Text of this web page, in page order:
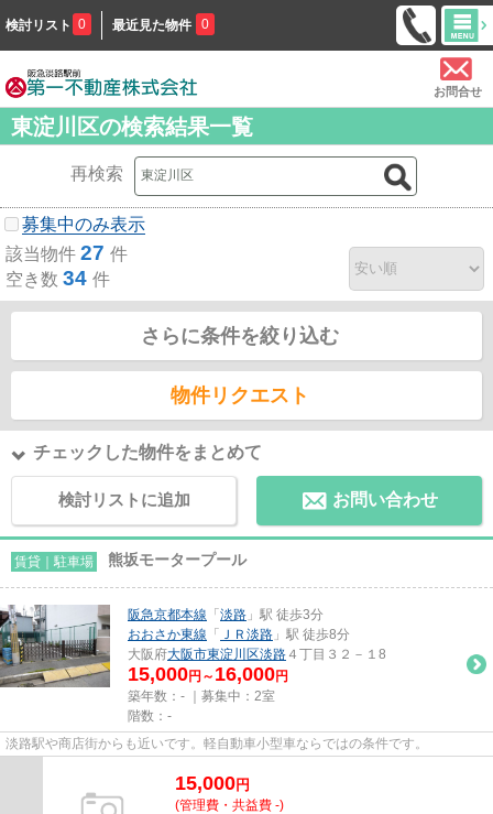
検討リスト 0 最近見た物件 0
お問合せ
東淀川区の検索結果一覧
再検索
募集中のみ表示
該当物件 27 件
空き数 34 件
さらに条件を絞り込む
物件リクエスト
チェックした物件をまとめて
検討リストに追加 お問い合わせ
賃貸｜駐車場 熊坂モータープール
阪急京都本線 「 淡路 」駅 徒歩3分
おおさか東線 「 ＪＲ淡路 」駅 徒歩8分
大阪府大阪市東淀川区淡路 ４丁目３２－１8
15,000円～ 16,000円
築年数：- ｜募集中： 2室
階数：-
淡路駅や商店街からも近いです。軽自動車小型車ならではの条件です。
15,000円
(管理費・共益費 -)